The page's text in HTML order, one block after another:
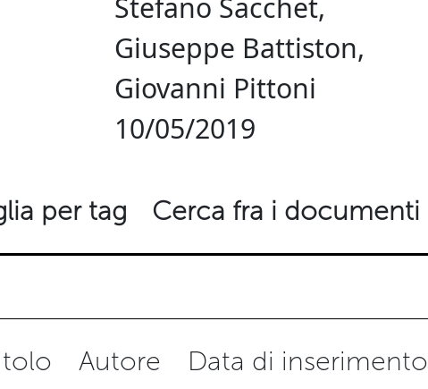
Stefano Sacchet,
Giuseppe Battiston,
Giovanni Pittoni
10/05/2019
per tag Cerca fra i documenti
Autore Data di inserimento